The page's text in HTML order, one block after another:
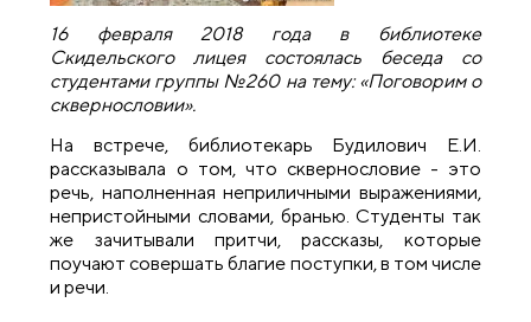
16 февраля 2018 года в библиотеке
Скидельского лицея состоялась беседа со
студентами группы №260 на тему: «Поговорим о
сквернословии».
На встрече, библиотекарь Будилович Е.И.
рассказывала о том, что сквернословие - это
речь, наполненная неприличными выражениями,
непристойными словами, бранью. Студенты так
же зачитывали притчи, рассказы, которые
поучают совершать благие поступки, в том числе
и речи.